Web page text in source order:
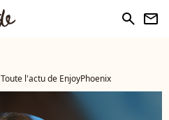
search newsletter
Toute l'actu de EnjoyPhoenix